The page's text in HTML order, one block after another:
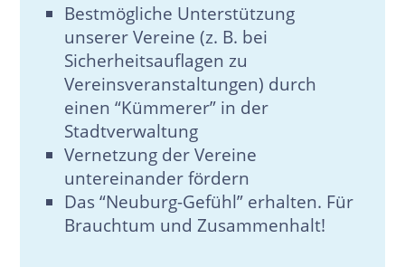
Bestmögliche Unterstützung
unserer Vereine (z. B. bei
Sicherheitsauflagen zu
Vereinsveranstaltungen) durch
einen “Kümmerer” in der
Stadtverwaltung
Vernetzung der Vereine
untereinander fördern
Das “Neuburg-Gefühl” erhalten. Für
Brauchtum und Zusammenhalt!